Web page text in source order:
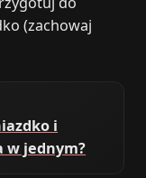
(zachowaj
i
w jednym?